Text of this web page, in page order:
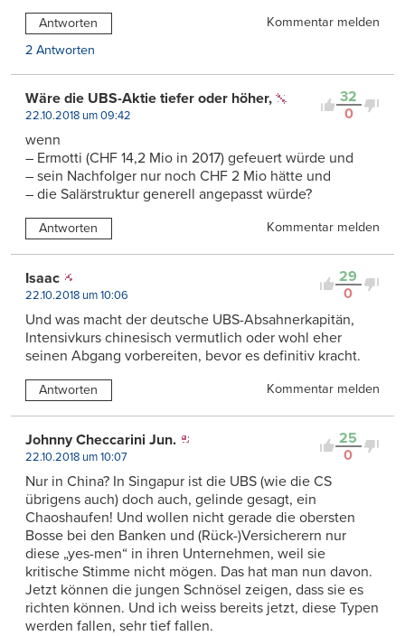
Antworten
Kommentar melden
2 Antworten
32
0
Wäre die UBS-Aktie tiefer oder höher,
22.10.2018 um 09:42
wenn
– Ermotti (CHF 14,2 Mio in 2017) gefeuert würde und
– sein Nachfolger nur noch CHF 2 Mio hätte und
– die Salärstruktur generell angepasst würde?
Antworten Kommentar melden
29
0
Isaac
22.10.2018 um 10:06
Und was macht der deutsche UBS-Absahnerkapitän,
Intensivkurs chinesisch vermutlich oder wohl eher
seinen Abgang vorbereiten, bevor es definitiv kracht.
Antworten Kommentar melden
25
0
Johnny Checcarini Jun.
22.10.2018 um 10:07
Nur in China? In Singapur ist die UBS (wie die CS
übrigens auch) doch auch, gelinde gesagt, ein
Chaoshaufen! Und wollen nicht gerade die obersten
Bosse bei den Banken und (Rück-)Versicherern nur
diese „yes-men“ in ihren Unternehmen, weil sie
kritische Stimme nicht mögen. Das hat man nun davon.
Jetzt können die jungen Schnösel zeigen, dass sie es
richten können. Und ich weiss bereits jetzt, diese Typen
werden fallen, sehr tief fallen.